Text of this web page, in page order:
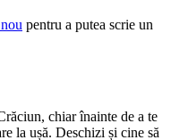
pentru a putea scrie un
chiar înainte de a te
la ușă. Deschizi și cine să